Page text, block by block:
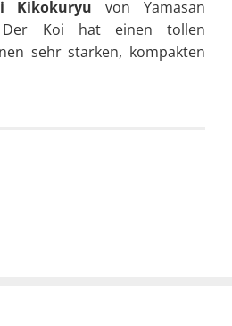
Kikokuryu von Yamasan
Der Koi hat einen tollen
sehr starken, kompakten